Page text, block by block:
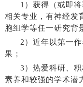
1 ）获得（或即
相关专业，有神经发
胞组学等任一研究背
2 ）近年以第一
果；
3）热爱科研、
素养和较强的学术潜